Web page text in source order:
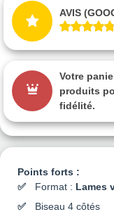
Points forts :
Format : Lames
Biseau 4 côtés
AVIS
Votre
produits
fidélité.